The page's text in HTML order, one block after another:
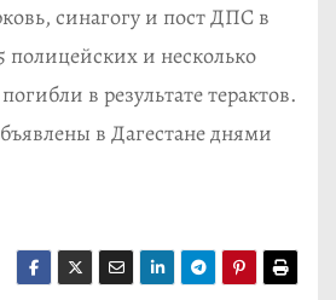
синагогу и пост ДПС в
полицейских и несколько
в результате терактов.
в Дагестане днями